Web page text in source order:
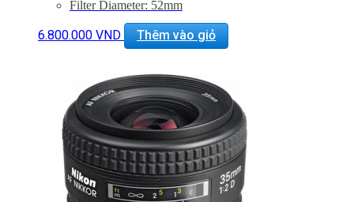
Filter Diameter: 52mm
6.800.000 VND Thêm vào giỏ